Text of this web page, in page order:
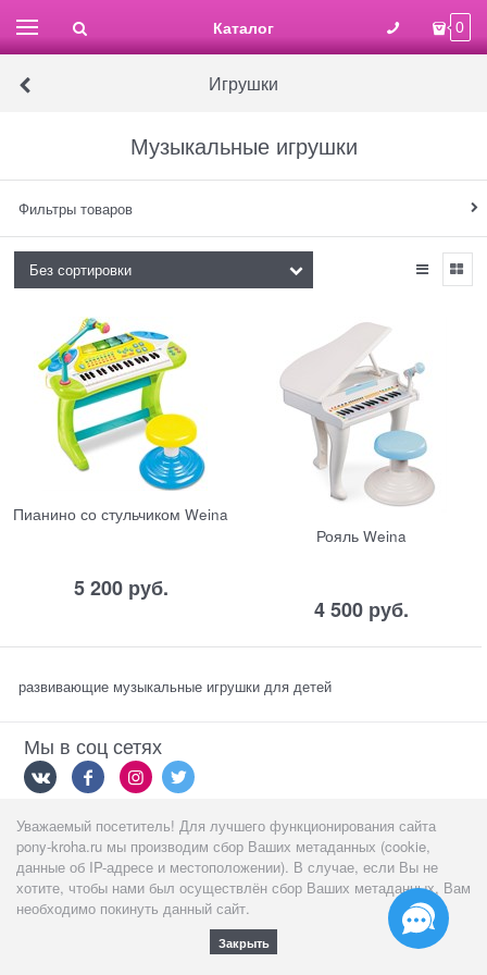
Каталог 0
Игрушки
Музыкальные игрушки
Фильтры товаров
Пианино со стульчиком Weina
5 200 руб.
Рояль Weina
4 500 руб.
развивающие музыкальные игрушки для детей
Мы в соц сетях
Мы принимаем
Уважаемый посетитель! Для лучшего функционирования сайта
pony-kroha.ru мы производим сбор Ваших метаданных (cookie,
данные об IP-адресе и местоположении). В случае, если Вы не
хотите, чтобы нами был осуществлён сбор Ваших метаданных, Вам
необходимо покинуть данный сайт.
Закрыть